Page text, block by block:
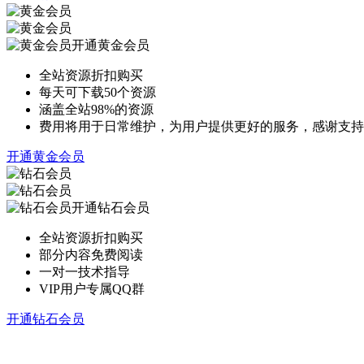
开通黄金会员
全站资源折扣购买
每天可下载50个资源
涵盖全站98%的资源
费用将用于日常维护，为用户提供更好的服务，感谢支持
开通黄金会员
开通钻石会员
全站资源折扣购买
部分内容免费阅读
一对一技术指导
VIP用户专属QQ群
开通钻石会员